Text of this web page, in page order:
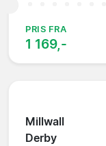
PRIS FRA
1 169,-
Millwall
Derby